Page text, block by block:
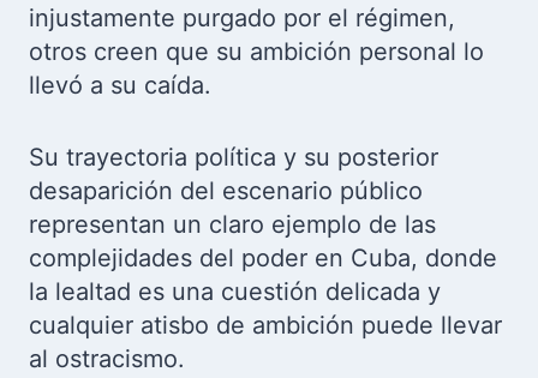
injustamente purgado por el régimen,
otros creen que su ambición personal lo
llevó a su caída.
Su trayectoria política y su posterior
desaparición del escenario público
representan un claro ejemplo de las
complejidades del poder en Cuba, donde
la lealtad es una cuestión delicada y
cualquier atisbo de ambición puede llevar
al ostracismo.